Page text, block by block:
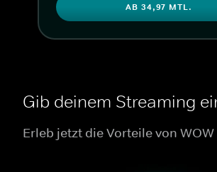
AB 34,97 MTL.
Gib deinem Streaming
Erleb jetzt die Vorteile von